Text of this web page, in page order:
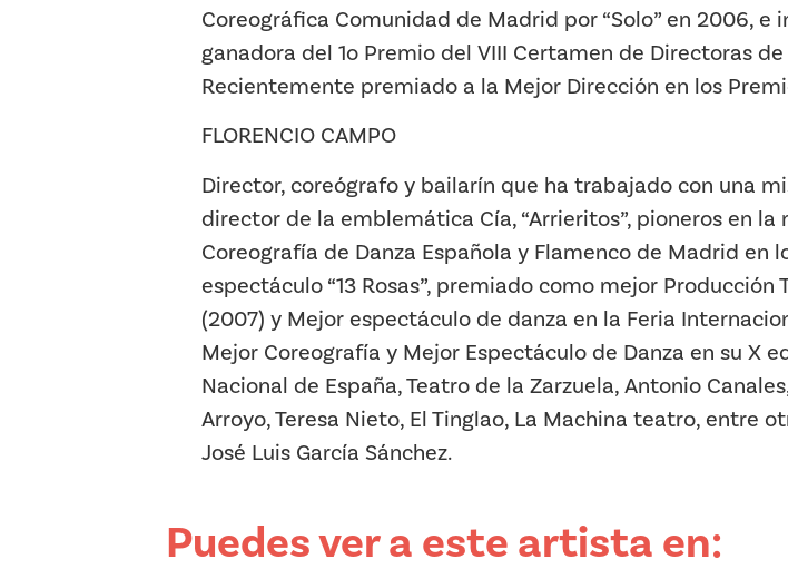
Coreográfica Comunidad de Madrid por “Solo” en 2006,
ganadora del 1o Premio del VIII Certamen de Directoras
Recientemente premiado a la Mejor Dirección en los
FLORENCIO CAMPO
Director, coreógrafo y bailarín que ha trabajado con una
director de la emblemática Cía, “Arrieritos”, pioneros en
Coreografía de Danza Española y Flamenco de Madrid en
espectáculo “13 Rosas”, premiado como mejor
(2007) y Mejor espectáculo de danza en la Feria
Mejor Coreografía y Mejor Espectáculo de Danza en su X
Nacional de España, Teatro de la Zarzuela, Antonio
Arroyo, Teresa Nieto, El Tinglao, La Machina teatro, entre
José Luis García Sánchez.
Puedes ver a este artista en: